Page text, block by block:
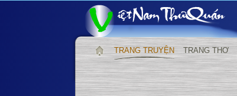
TRANG TRUYỆN TRANG THƠ